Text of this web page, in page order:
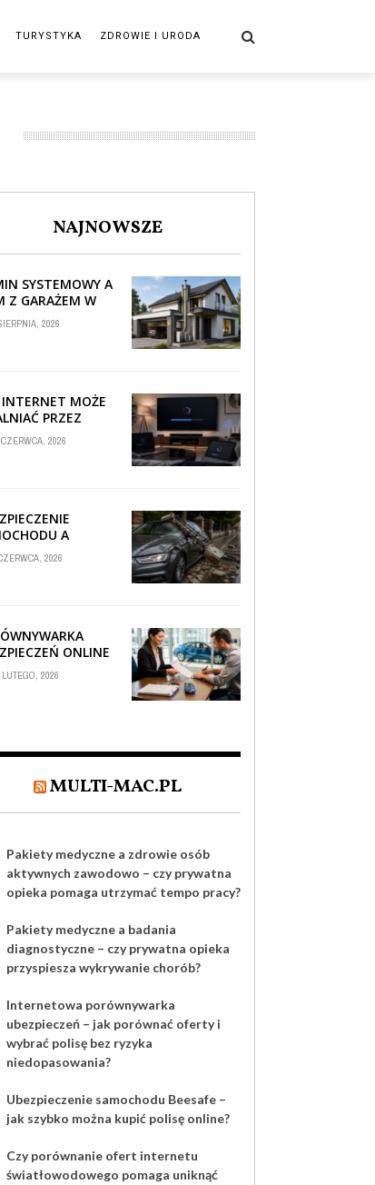
TURYSTYKA ZDROWIE I URODA
NAJNOWSZE
SYSTEMOWY A
Z GARAŻEM W
– JAK STREFA
WPŁYWA
2026
INTERNET MOŻE
PRZEZ
2026
A
PO
AUTA
2026
ONLINE
WYBRAĆ POLISĘ,
REALNIE
2026
MULTI-MAC.PL
Pakiety medyczne a zdrowie osób
aktywnych zawodowo – czy prywatna
opieka pomaga utrzymać tempo pracy?
Pakiety medyczne a badania
diagnostyczne – czy prywatna opieka
przyspiesza wykrywanie chorób?
Internetowa porównywarka
ubezpieczeń – jak porównać oferty i
wybrać polisę bez ryzyka
niedopasowania?
Ubezpieczenie samochodu Beesafe –
jak szybko można kupić polisę online?
Czy porównanie ofert internetu
światłowodowego pomaga uniknąć